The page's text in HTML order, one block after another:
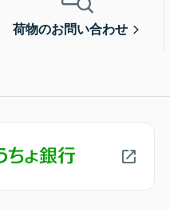
荷物のお問い合わせ